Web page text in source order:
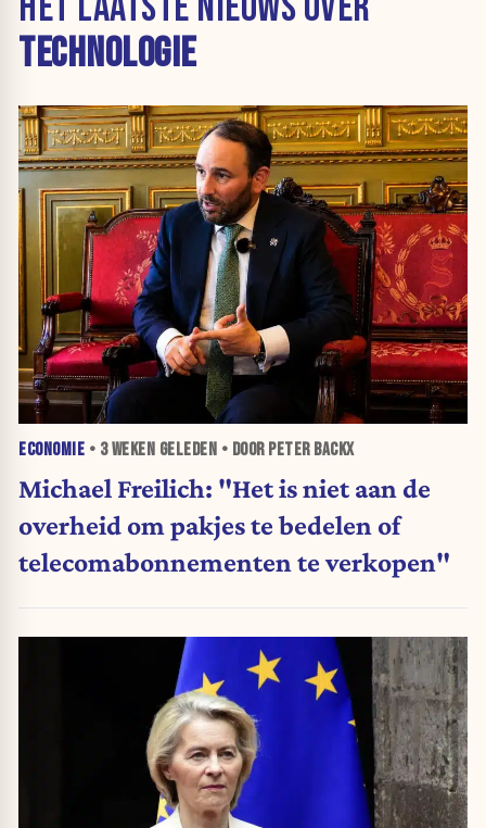
TECHNOLOGIE
ECONOMIE • 3 WEKEN GELEDEN • DOOR PETER BACKX
Michael Freilich: "Het is niet aan de
overheid om pakjes te bedelen of
telecomabonnementen te verkopen"